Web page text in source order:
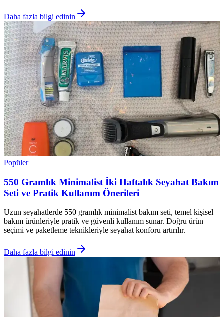
Daha fazla bilgi edinin
Popüler
550 Gramlık Minimalist İki Haftalık Seyahat Bakım
Seti ve Pratik Kullanım Önerileri
Uzun seyahatlerde 550 gramlık minimalist bakım seti, temel kişisel
bakım ürünleriyle pratik ve güvenli kullanım sunar. Doğru ürün
seçimi ve paketleme teknikleriyle seyahat konforu artırılır.
Daha fazla bilgi edinin